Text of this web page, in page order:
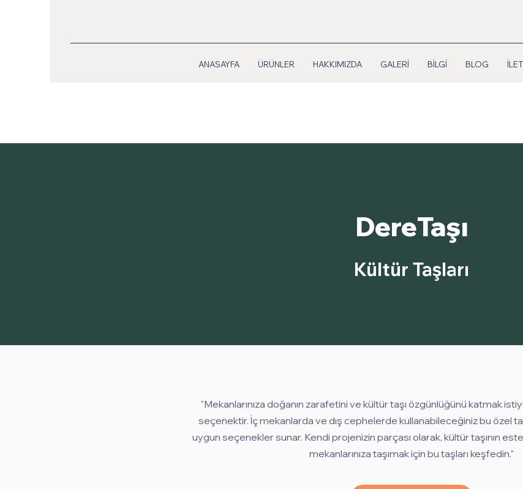
ANASAYFA ÜRÜNLER HAKKIMIZDA GALERİ BİLGİ BLOG
DereTaşı
Kültür Taşları
"Mekanlarınıza doğanın zarafetini ve kültür taşı özgünlüğünü katmak
seçenektir. İç mekanlarda ve dış cephelerde kullanabileceğiniz bu özel
uygun seçenekler sunar. Kendi projenizin parçası olarak, kültür taşının
mekanlarınıza taşımak için bu taşları keşfedin."